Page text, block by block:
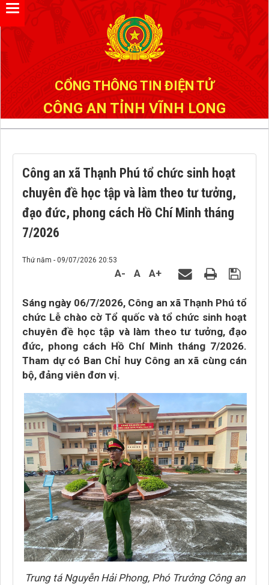
CỔNG THÔNG TIN ĐIỆN TỬ
CÔNG AN TỈNH VĨNH LONG
Công an xã Thạnh Phú tổ chức sinh hoạt
chuyên đề học tập và làm theo tư tưởng,
đạo đức, phong cách Hồ Chí Minh tháng
7/2026
Thứ năm - 09/07/2026 20:53
A- A A+
Sáng ngày 06/7/2026, Công an xã Thạnh Phú tổ
chức Lễ chào cờ Tổ quốc và tổ chức sinh hoạt
chuyên đề học tập và làm theo tư tưởng, đạo
đức, phong cách Hồ Chí Minh tháng 7/2026.
Tham dự có Ban Chỉ huy Công an xã cùng cán
bộ, đảng viên đơn vị.
Trung tá Nguyễn Hải Phong, Phó Trưởng Công an